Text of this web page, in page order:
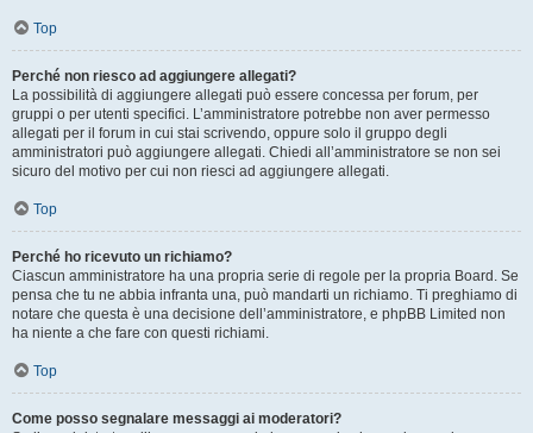
Top
Perché non riesco ad aggiungere allegati?
La possibilità di aggiungere allegati può essere concessa per forum, per
gruppi o per utenti specifici. L’amministratore potrebbe non aver permesso
allegati per il forum in cui stai scrivendo, oppure solo il gruppo degli
amministratori può aggiungere allegati. Chiedi all’amministratore se non sei
sicuro del motivo per cui non riesci ad aggiungere allegati.
Top
Perché ho ricevuto un richiamo?
Ciascun amministratore ha una propria serie di regole per la propria Board. Se
pensa che tu ne abbia infranta una, può mandarti un richiamo. Ti preghiamo di
notare che questa è una decisione dell’amministratore, e phpBB Limited non
ha niente a che fare con questi richiami.
Top
Come posso segnalare messaggi ai moderatori?